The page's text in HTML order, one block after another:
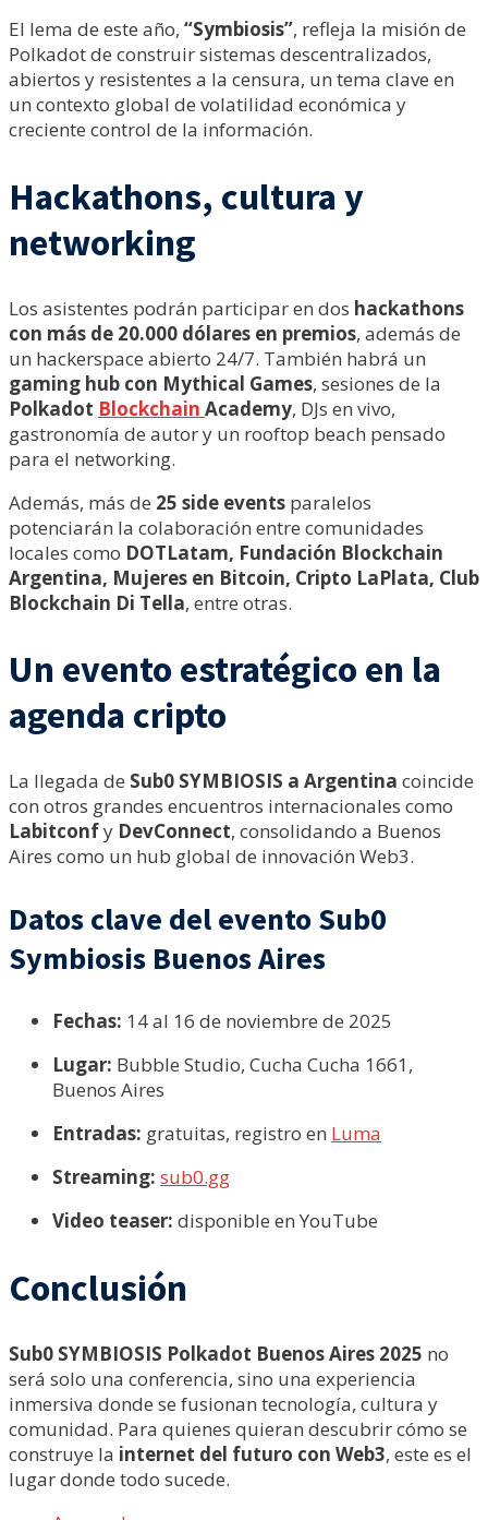
El lema de este año, “Symbiosis”, refleja la misión de
Polkadot de construir sistemas descentralizados,
abiertos y resistentes a la censura, un tema clave en
un contexto global de volatilidad económica y
creciente control de la información.
Hackathons, cultura y
networking
Los asistentes podrán participar en dos hackathons
con más de 20.000 dólares en premios, además de
un hackerspace abierto 24/7. También habrá un
gaming hub con Mythical Games, sesiones de la
Polkadot Blockchain Academy, DJs en vivo,
gastronomía de autor y un rooftop beach pensado
para el networking.
Además, más de 25 side events paralelos
potenciarán la colaboración entre comunidades
locales como DOTLatam, Fundación Blockchain
Argentina, Mujeres en Bitcoin, Cripto LaPlata, Club
Blockchain Di Tella, entre otras.
Un evento estratégico en la
agenda cripto
La llegada de Sub0 SYMBIOSIS a Argentina coincide
con otros grandes encuentros internacionales como
Labitconfy DevConnect, consolidando a Buenos
Aires como un hub global de innovación Web3.
Datos clave del evento Sub0
Symbiosis Buenos Aires
Fechas: 14 al 16 de noviembre de 2025
Lugar: Bubble Studio, Cucha Cucha 1661,
Buenos Aires
Entradas: gratuitas, registro en Luma
Streaming: sub0.gg
Video teaser: disponible en YouTube
Conclusión
Sub0 SYMBIOSIS Polkadot Buenos Aires 2025 no
será solo una conferencia, sino una experiencia
inmersiva donde se fusionan tecnología, cultura y
comunidad. Para quienes quieran descubrir cómo se
construye la internet del futuro con Web3, este es el
lugar donde todo sucede.